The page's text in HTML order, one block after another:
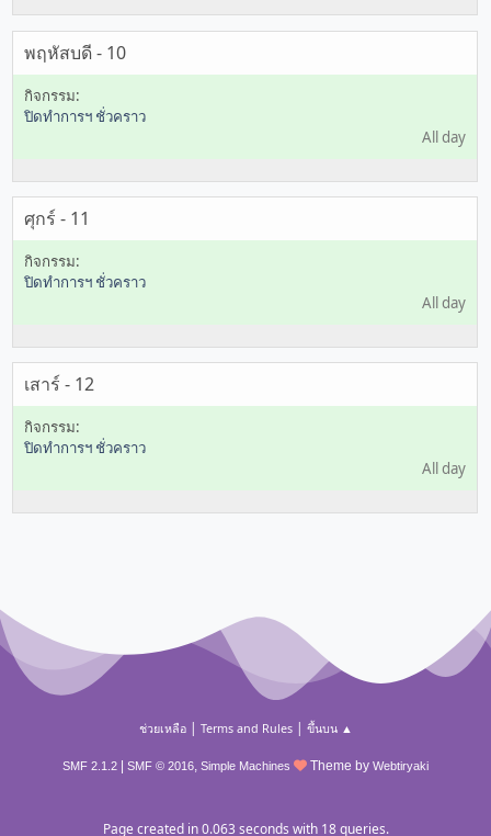
พฤหัสบดี - 10
ปิดทำการฯ ชั่วคราว
All day
ศุกร์ - 11
ปิดทำการฯ ชั่วคราว
All day
เสาร์ - 12
ปิดทำการฯ ชั่วคราว
All day
ช่วยเหลือ| Terms and Rules| ขึ้นบน ▲
SMF 2.1.2 SMF © 2016, Simple Machines Theme by Webtiryaki
Page created in 0.063 seconds with 18 queries.